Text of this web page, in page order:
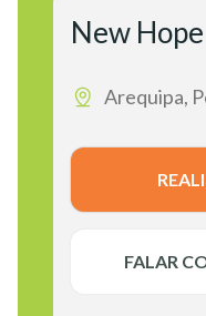
New
Arequipa,
FALAR